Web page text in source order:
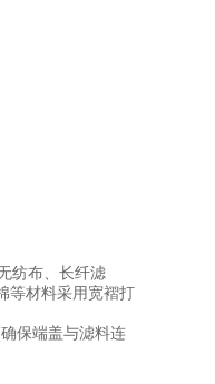
纺布、长纤滤
等材料采用宽褶打
确保端盖与滤料连